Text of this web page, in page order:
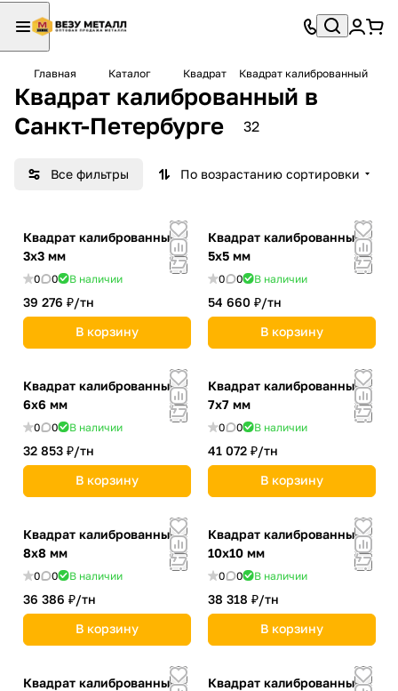
Главная Каталог Квадрат Квадрат калиброванный
Квадрат калиброванный в
Санкт-Петербурге
32
Все фильтры По возрастанию сортировки
Квадрат калиброванный
3х3 мм
0 0 В наличии
39 276 ₽/тн
В корзину
Квадрат калиброванный
5х5 мм
0 0 В наличии
54 660 ₽/тн
В корзину
Квадрат калиброванный
6х6 мм
0 0 В наличии
32 853 ₽/тн
В корзину
Квадрат калиброванный
7х7 мм
0 0 В наличии
41 072 ₽/тн
В корзину
Квадрат калиброванный
8х8 мм
0 0 В наличии
36 386 ₽/тн
В корзину
Квадрат калиброванный
10х10 мм
0 0 В наличии
38 318 ₽/тн
В корзину
Квадрат калиброванный
Квадрат калиброванный